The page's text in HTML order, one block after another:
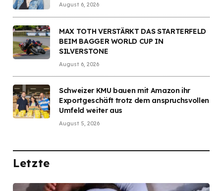
August 6, 2026
MAX TOTH VERSTÄRKT DAS STARTERFELD
BEIM BAGGER WORLD CUP IN
SILVERSTONE
August 6, 2026
Schweizer KMU bauen mit Amazon ihr
Exportgeschäft trotz dem anspruchsvollen
Umfeld weiter aus
August 5, 2026
Letzte